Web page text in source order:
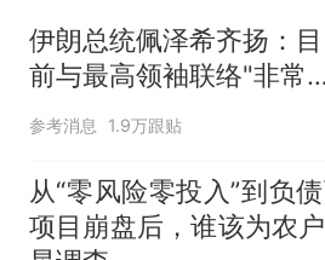
官方通报
热 那个在床
因老师一句“
人生
伊朗总统佩泽希齐扬：目
前与最高领袖联络"非常困
难"
参考消息 1.9万跟贴
从“零风险零投入”到负
项目崩盘后，谁该为农